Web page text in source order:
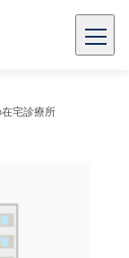
宅診療所